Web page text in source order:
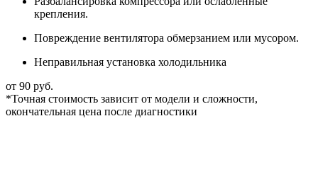
крепления.
Повреждение вентилятора обмерзанием или мусором.
Неправильная установка холодильника
от 90 руб.
*Точная стоимость зависит от модели и сложности,
окончательная цена после диагностики